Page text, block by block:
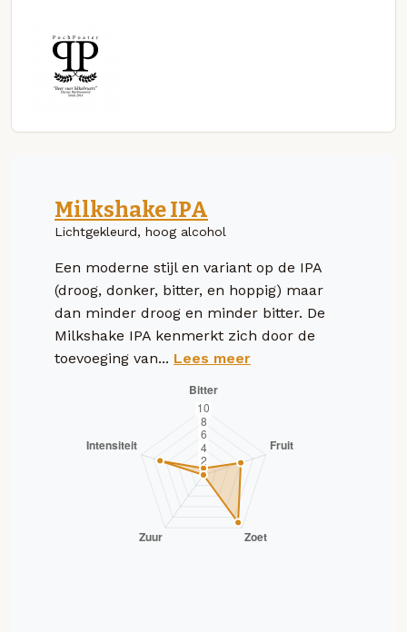
Milkshake IPA
Lichtgekleurd, hoog alcohol
Een moderne stijl en variant op de IPA
(droog, donker, bitter, en hoppig) maar
dan minder droog en minder bitter. De
Milkshake IPA kenmerkt zich door de
toevoeging van... Lees meer